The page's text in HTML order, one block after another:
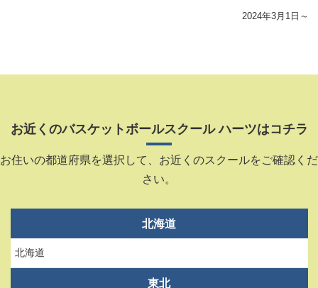
2024年3月1日～
お近くのバスケットボールスクール ハーツはコチラ
お住いの都道府県を選択して、お近くのスクールをご確認くだ
さい。
北海道
北海道
東北